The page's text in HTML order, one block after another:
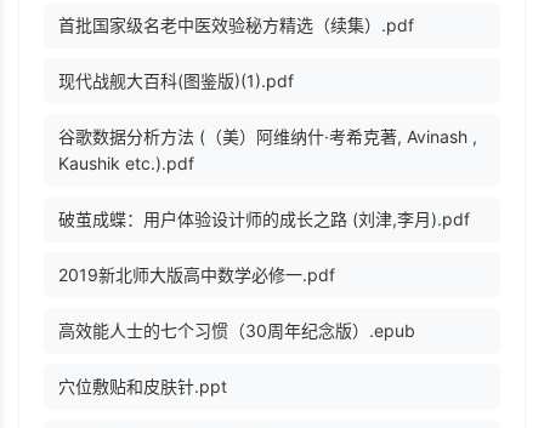
首批国家级名老中医效验秘方精选（续集）.pdf
现代战舰大百科(图鉴版)(1).pdf
谷歌数据分析方法 (（美）阿维纳什·考希克著, Avinash ,
Kaushik etc.).pdf
破茧成蝶：用户体验设计师的成长之路 (刘津,李月).pdf
2019新北师大版高中数学必修一.pdf
高效能人士的七个习惯（30周年纪念版）.epub
穴位敷贴和皮肤针.ppt